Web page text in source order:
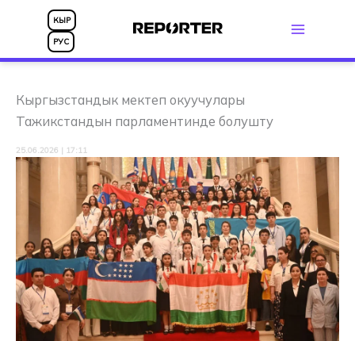
КЫР
РУС
Кыргызстандык мектеп окуучулары
Тажикстандын парламентинде болушту
25.06.2026 | 17:11